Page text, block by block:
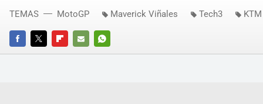
FACEBOOKTWITTERFLIPBOARD
E-
WHATSAPP
TEMAS MotoGP Maverick Viñales Tech3 KTM